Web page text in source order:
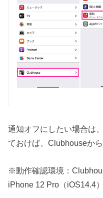
通知オフにしたい場合は
ておけば、Clubhouseか
※動作確認環境：
iPhone 12 Pro（iOS14.4）